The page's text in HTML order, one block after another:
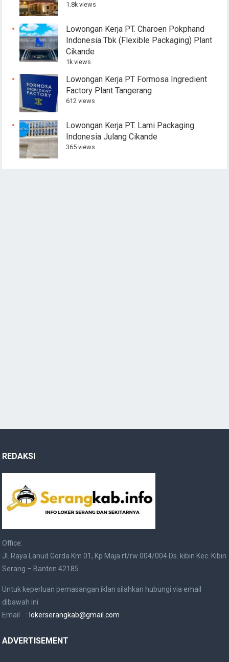
1.8k views
Lowongan Kerja PT. Charoen Pokphand
Indonesia Tbk (Flexible Packaging) Plant
Cikande
1k views
Lowongan Kerja PT Formosa Ingredient
Factory Plant Tangerang
612 views
Lowongan Kerja PT. Lami Packaging
Indonesia Julang Cikande
365 views
REDAKSI
Office:
Jl. Raya Lanud Gorda Km 01, Kp Maja rt/rw 004/004 Ds. kibin Kec. Kibin
Serang – Banten 42185
Untuk keperluan pemasangan iklan silahkan hubungi via email
dibawah ini
Email : lokerserangkab@gmail.com
ADVERTISEMENT